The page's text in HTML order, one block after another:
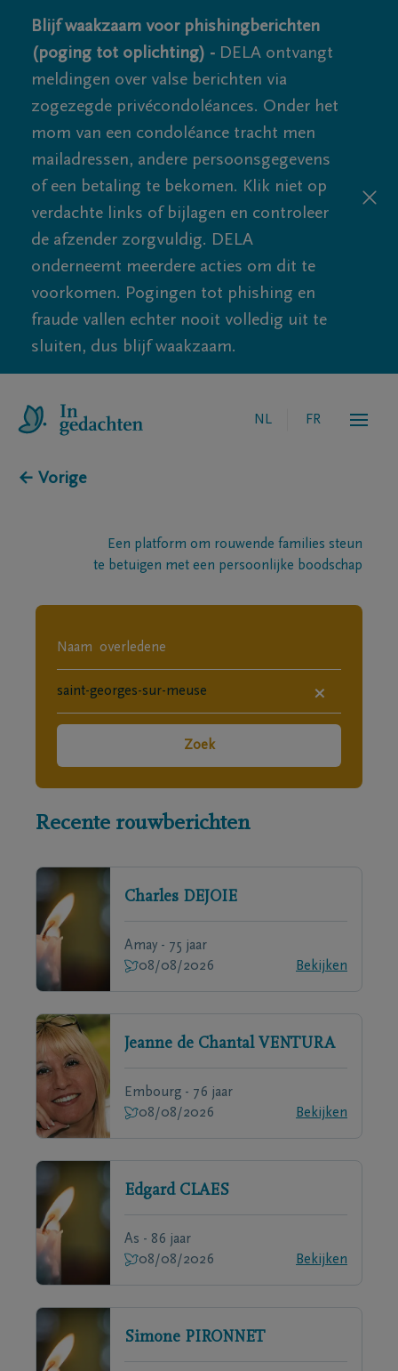
Blijf waakzaam voor phishingberichten
(poging tot oplichting) - DELA ontvangt
meldingen over valse berichten via
zogezegde privécondoléances. Onder het
mom van een condoléance tracht men
mailadressen, andere persoonsgegevens
of een betaling te bekomen. Klik niet op
verdachte links of bijlagen en controleer
de afzender zorgvuldig. DELA
onderneemt meerdere acties om dit te
voorkomen. Pogingen tot phishing en
fraude vallen echter nooit volledig uit te
sluiten, dus blijf waakzaam.
NL FR
← Vorige
Een platform om rouwende families steun
te betuigen met een persoonlijke boodschap
×
Zoek
Recente rouwberichten
Charles DEJOIE
Amay - 75 jaar
08/08/2026
Bekijken
Jeanne de Chantal VENTURA
Embourg - 76 jaar
08/08/2026
Bekijken
Edgard CLAES
As - 86 jaar
08/08/2026
Bekijken
Simone PIRONNET